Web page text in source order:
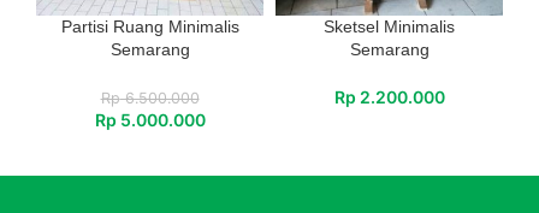
Partisi Ruang Minimalis
Semarang
Rp6.500.000
Rp 5.000.000
Sketsel Minimalis
Semarang
Rp 2.200.000